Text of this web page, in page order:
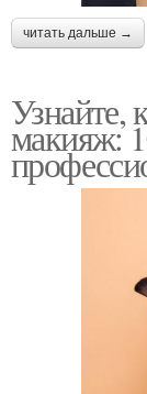
читать дальше →
Узнайте,
макияж: